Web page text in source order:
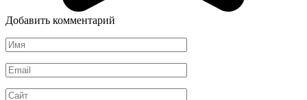
Добавить комментарий
Имя
*
Email
*
Сайт